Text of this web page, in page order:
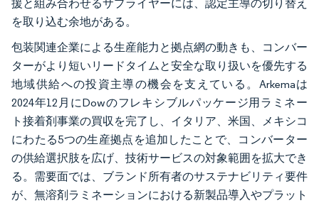
援と組み合わせるサプライヤーには、認定主導の切り替え
を取り込む余地がある。
包装関連企業による生産能力と拠点網の動きも、コンバー
ターがより短いリードタイムと安全な取り扱いを優先する
地域供給への投資主導の機会を支えている。Arkemaは
2024年12月にDowのフレキシブルパッケージ用ラミネー
ト接着剤事業の買収を完了し、イタリア、米国、メキシコ
にわたる5つの生産拠点を追加したことで、コンバーター
の供給選択肢を広げ、技術サービスの対象範囲を拡大でき
る。需要面では、ブランド所有者のサステナビリティ要件
が、無溶剤ラミネーションにおける新製品導入やプラット